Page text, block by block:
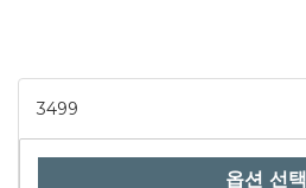
3499
옵션 선택